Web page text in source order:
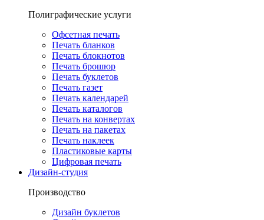
Полиграфические услуги
Офсетная печать
Печать бланков
Печать блокнотов
Печать брошюр
Печать буклетов
Печать газет
Печать календарей
Печать каталогов
Печать на конвертах
Печать на пакетах
Печать наклеек
Пластиковые карты
Цифровая печать
Дизайн-студия
Производство
Дизайн буклетов